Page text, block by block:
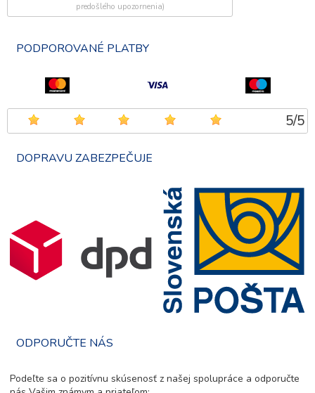
PODPOROVANÉ PLATBY
5/5
DOPRAVU ZABEZPEČUJE
ODPORUČTE NÁS
Podeľte sa o pozitívnu skúsenosť z našej spolupráce a odporučte
predošlého upozornenia)